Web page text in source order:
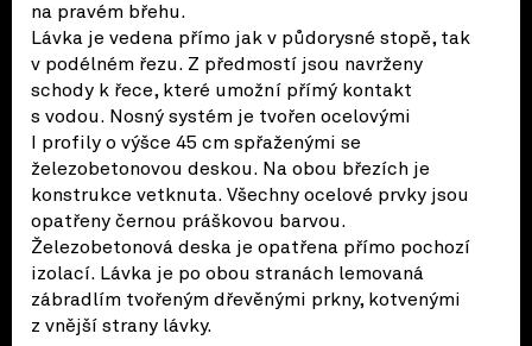
na pravém břehu.
Lávka je vedena přímo jak v půdorysné stopě, tak
v podélném řezu. Z předmostí jsou navrženy
schody k řece, které umožní přímý kontakt
s vodou. Nosný systém je tvořen ocelovými
I profily o výšce 45 cm spřaženými se
železobetonovou deskou. Na obou březích je
konstrukce vetknuta. Všechny ocelové prvky jsou
opatřeny černou práškovou barvou.
Železobetonová deska je opatřena přímo pochozí
izolací. Lávka je po obou stranách lemovaná
zábradlím tvořeným dřevěnými prkny, kotvenými
z vnější strany lávky.